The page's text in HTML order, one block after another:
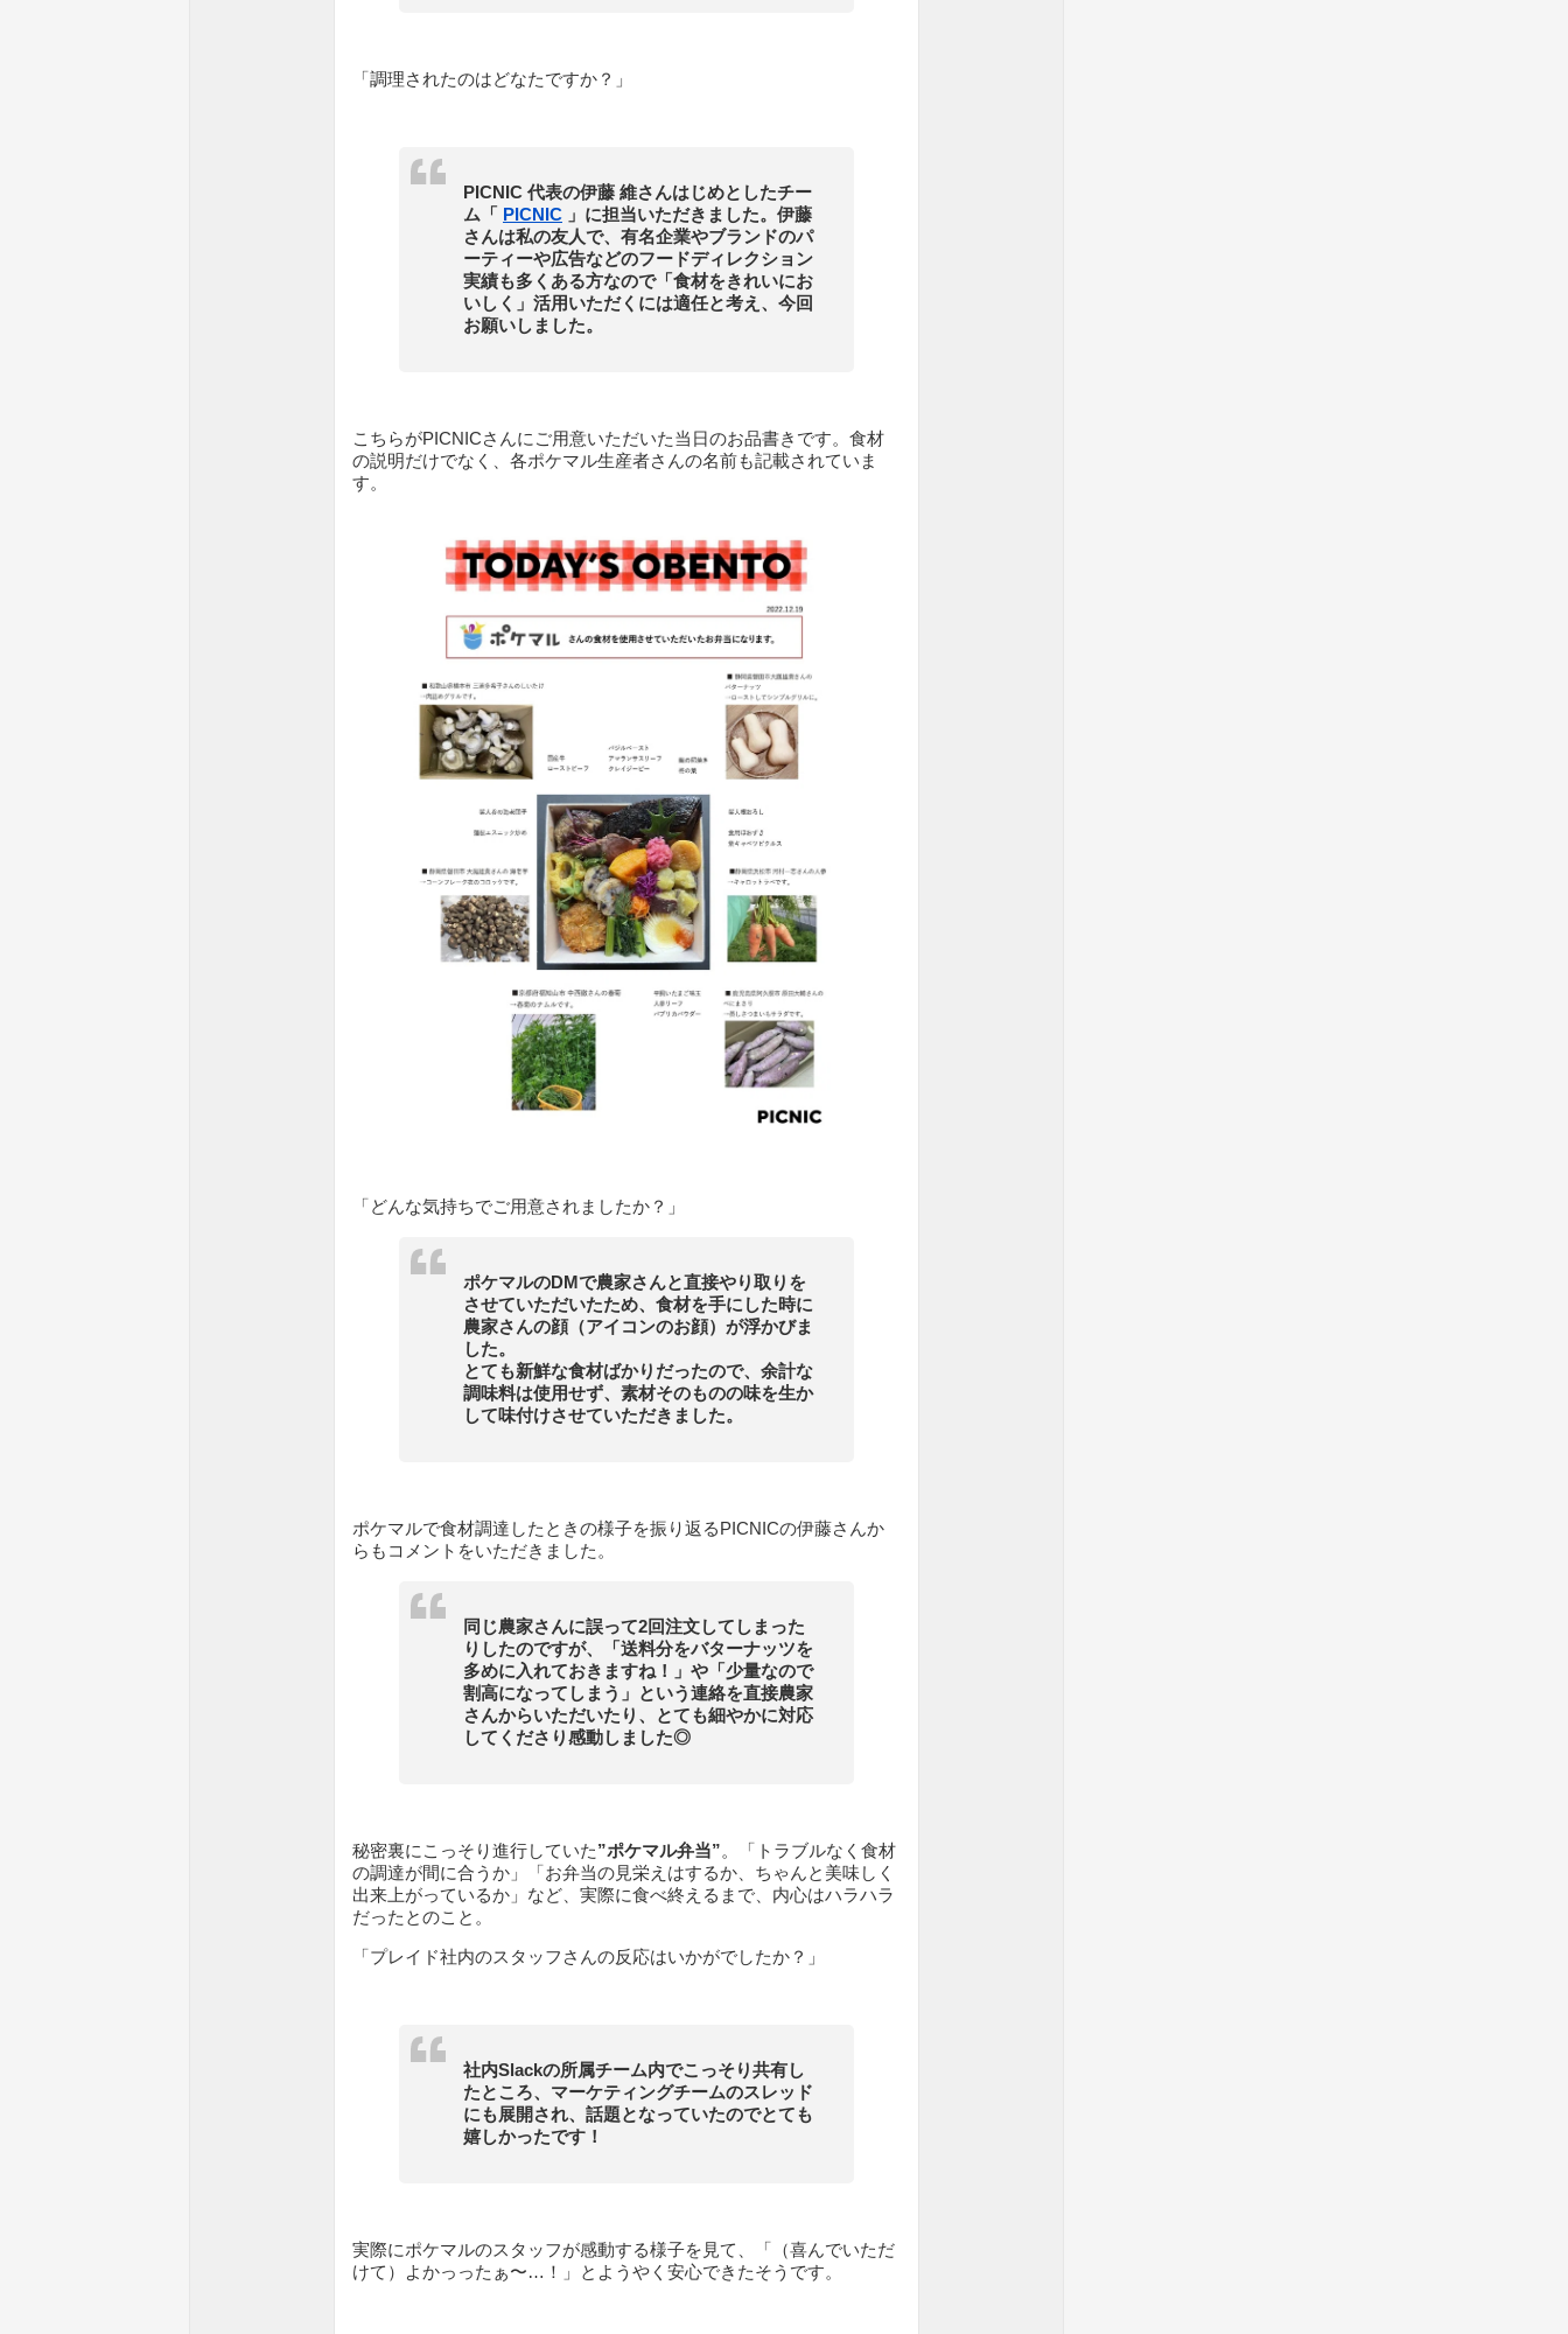
「調理されたのはどなたですか？」
PICNIC 代表の伊藤 維さんはじめとしたチー
ム「 PICNIC 」に担当いただきました。伊藤
さんは私の友人で、有名企業やブランドのパ
ーティーや広告などのフードディレクション
実績も多くある方なので「食材をきれいにお
いしく」活用いただくには適任と考え、今回
お願いしました。
こちらがPICNICさんにご用意いただいた当日のお品書きです。食材
の説明だけでなく、各ポケマル生産者さんの名前も記載されていま
す。
「どんな気持ちでご用意されましたか？」
ポケマルのDMで農家さんと直接やり取りを
させていただいたため、食材を手にした時に
農家さんの顔（アイコンのお顔）が浮かびま
した。
とても新鮮な食材ばかりだったので、余計な
調味料は使用せず、素材そのものの味を生か
して味付けさせていただきました。
ポケマルで食材調達したときの様子を振り返るPICNICの伊藤さんか
らもコメントをいただきました。
同じ農家さんに誤って2回注文してしまった
りしたのですが、「送料分をバターナッツを
多めに入れておきますね！」や「少量なので
割高になってしまう」という連絡を直接農家
さんからいただいたり、とても細やかに対応
してくださり感動しました◎
秘密裏にこっそり進行していた”ポケマル弁当”。「トラブルなく食材
の調達が間に合うか」「お弁当の見栄えはするか、ちゃんと美味しく
出来上がっているか」など、実際に食べ終えるまで、内心はハラハラ
だったとのこと。
「プレイド社内のスタッフさんの反応はいかがでしたか？」
社内Slackの所属チーム内でこっそり共有し
たところ、マーケティングチームのスレッド
にも展開され、話題となっていたのでとても
嬉しかったです！
実際にポケマルのスタッフが感動する様子を見て、「（喜んでいただ
けて）よかっったぁ〜…！」とようやく安心できたそうです。